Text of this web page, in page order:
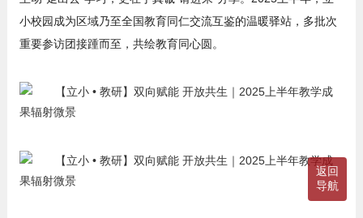
返回
导航
小校园成为区域乃至全国教育同仁交流互鉴的温暖驿站，多批次
重要参访团接踵而至，共绘教育同心圆。